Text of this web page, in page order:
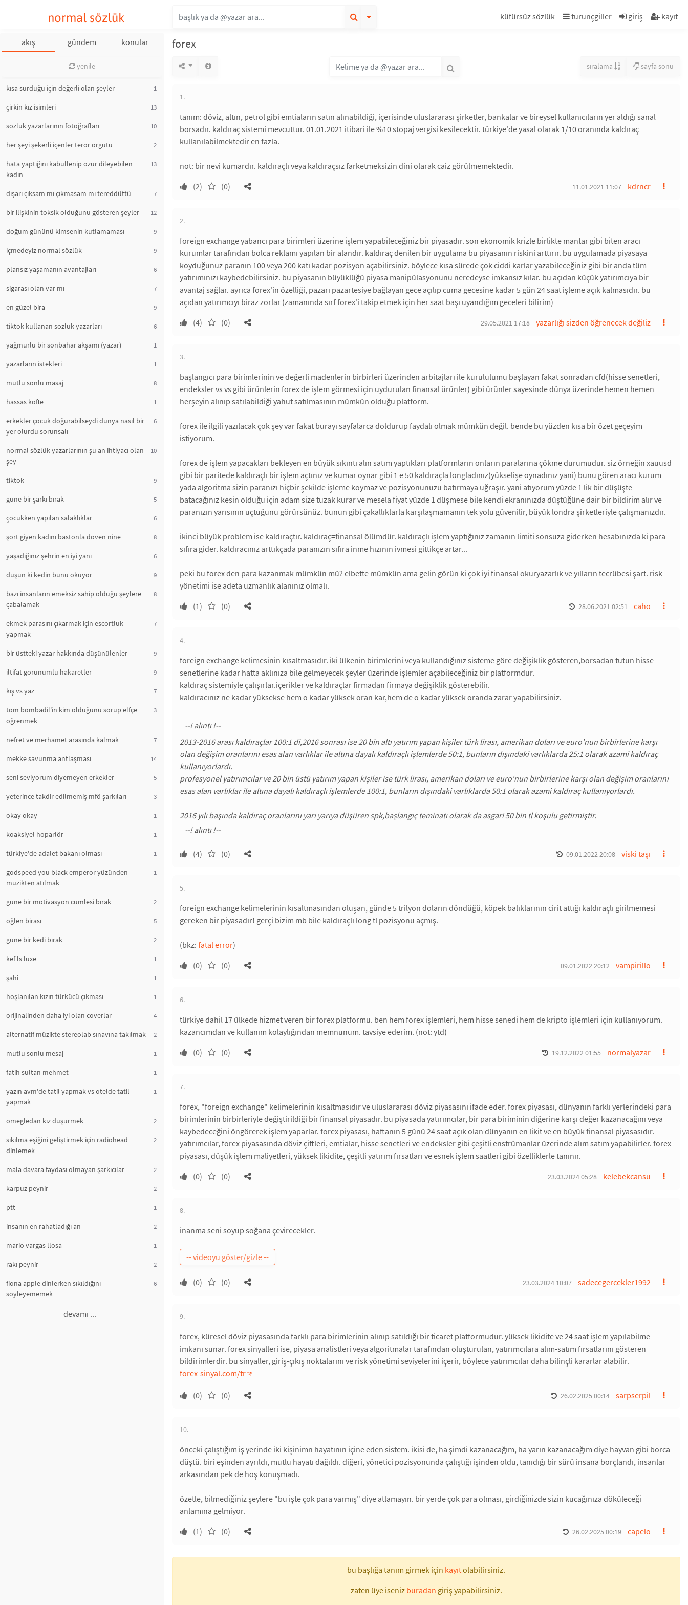
normal sözlük küfürsüz sözlük turunçgiller giriş kayıt
akış gündem konular
yenile
kısa sürdüğü için değerli olan şeyler 1
çirkin kız isimleri 13
sözlük yazarlarının fotoğrafları 10
her şeyi şekerli içenler terör örgütü 2
hata yaptığını kabullenip özür dileyebilen
kadın
13
dışarı çıksam mı çıkmasam mı tereddüttü 7
bir ilişkinin toksik olduğunu gösteren şeyler 12
doğum gününü kimsenin kutlamaması 9
içmedeyiz normal sözlük 9
plansız yaşamanın avantajları 6
sigarası olan var mı 7
en güzel bira 9
tiktok kullanan sözlük yazarları 6
yağmurlu bir sonbahar akşamı (yazar) 1
yazarların istekleri 1
mutlu sonlu masaj 8
hassas köfte 1
erkekler çocuk doğurabilseydi dünya nasıl bir
yer olurdu sorunsalı
6
normal sözlük yazarlarının şu an ihtiyacı olan
şey
10
tiktok 9
güne bir şarkı bırak 5
çocukken yapılan salaklıklar 6
şort giyen kadını bastonla döven nine 8
yaşadığınız şehrin en iyi yanı 6
düşün ki kedin bunu okuyor 9
bazı insanların emeksiz sahip olduğu şeylere
çabalamak
8
ekmek parasını çıkarmak için escortluk
yapmak
7
bir üstteki yazar hakkında düşünülenler 9
iltifat görünümlü hakaretler 9
kış vs yaz 7
tom bombadil'in kim olduğunu sorup elfçe
öğrenmek
3
nefret ve merhamet arasında kalmak 7
mekke savunma antlaşması 14
seni seviyorum diyemeyen erkekler 5
yeterince takdir edilmemiş mfö şarkıları 3
okay okay 1
koaksiyel hoparlör 1
türkiye'de adalet bakanı olması 1
godspeed you black emperor yüzünden
müzikten atılmak
1
güne bir motivasyon cümlesi bırak 2
öğlen birası 5
güne bir kedi bırak 2
kef ls luxe 1
şahi 1
hoşlanılan kızın türkücü çıkması 1
orijinalinden daha iyi olan coverlar 4
alternatif müzikte stereolab sınavına takılmak 2
mutlu sonlu mesaj 1
fatih sultan mehmet 1
yazın avm'de tatil yapmak vs otelde tatil
yapmak
1
omegledan kız düşürmek 2
sıkılma eşiğini geliştirmek için radiohead
dinlemek
2
mala davara faydası olmayan şarkıcılar 2
karpuz peynir 2
ptt 1
insanın en rahatladığı an 2
mario vargas llosa 1
rakı peynir 2
fiona apple dinlerken sıkıldığını
söyleyememek
6
devamı ...
forex
sıralama sayfa sonu
1.
tanım: döviz, altın, petrol gibi emtiaların satın alınabildiği, içerisinde uluslararası şirketler, bankalar ve bireysel kullanıcıların yer aldığı sanal
borsadır. kaldıraç sistemi mevcuttur. 01.01.2021 itibari ile %10 stopaj vergisi kesilecektir. türkiye'de yasal olarak 1/10 oranında kaldıraç
kullanılabilmektedir en fazla.
not: bir nevi kumardır. kaldıraçlı veya kaldıraçsız farketmeksizin dini olarak caiz görülmemektedir.
(2)
(0) kdrncr
11.01.2021 11:07
2.
foreign exchange yabancı para birimleri üzerine işlem yapabileceğiniz bir piyasadır. son ekonomik krizle birlikte mantar gibi biten aracı
kurumlar tarafından bolca reklamı yapılan bir alandır. kaldıraç denilen bir uygulama bu piyasanın riskini arttırır. bu uygulamada piyasaya
koyduğunuz paranın 100 veya 200 katı kadar pozisyon açabilirsiniz. böylece kısa sürede çok ciddi karlar yazabileceğiniz gibi bir anda tüm
yatırımınızı kaybedebilirsiniz. bu piyasanın büyüklüğü piyasa manipülasyonunu neredeyse imkansız kılar. bu açıdan küçük yatırımcıya bir
avantaj sağlar. ayrıca forex'in özelliği, pazarı pazartesiye bağlayan gece açılıp cuma gecesine kadar 5 gün 24 saat işleme açık kalmasıdır. bu
açıdan yatırımcıyı biraz zorlar (zamanında sırf forex'i takip etmek için her saat başı uyandığım geceleri bilirim)
(4)
(0) yazarlığı sizden öğrenecek değiliz
29.05.2021 17:18
3.
başlangıcı para birimlerinin ve değerli madenlerin birbirleri üzerinden arbitajları ile kurululumu başlayan fakat sonradan cfd(hisse senetleri,
endeksler vs vs gibi ürünlerin forex de işlem görmesi için uydurulan finansal ürünler) gibi ürünler sayesinde dünya üzerinde hemen hemen
herşeyin alınıp satılabildiği yahut satılmasının mümkün olduğu platform.
forex ile ilgili yazılacak çok şey var fakat burayı sayfalarca doldurup faydalı olmak mümkün değil. bende bu yüzden kısa bir özet geçeyim
istiyorum.
forex de işlem yapacakları bekleyen en büyük sıkıntı alın satım yaptıkları platformların onların paralarına çökme durumudur. siz örneğin xauusd
gibi bir paritede kaldıraçlı bir işlem açtınız ve kumar oynar gibi 1 e 50 kaldıraçla longladınız(yükselişe oynadınız yani) bunu gören aracı kurum
yada algoritma sizin paranızı hiçbir şekilde işleme koymaz ve pozisyonunuzu batırmaya uğraşır. yani atıyorum yüzde 1 lik bir düşüşte
batacağınız kesin olduğu için adam size tuzak kurar ve mesela fiyat yüzde 1 düşmese bile kendi ekranınızda düştüğüne dair bir bildirim alır ve
paranızın yarısının uçtuğunu görürsünüz. bunun gibi çakallıklarla karşılaşmamanın tek yolu güvenilir, büyük londra şirketleriyle çalışmanızdır.
ikinci büyük problem ise kaldıraçtır. kaldıraç=finansal ölümdür. kaldıraçlı işlem yaptığınız zamanın limiti sonsuza giderken hesabınızda ki para
sıfıra gider. kaldıracınız arttıkçada paranızın sıfıra inme hızının ivmesi gittikçe artar...
peki bu forex den para kazanmak mümkün mü? elbette mümkün ama gelin görün ki çok iyi finansal okuryazarlık ve yılların tecrübesi şart. risk
yönetimi ise adeta uzmanlık alanınız olmalı.
(1)
(0) caho
28.06.2021 02:51
4.
foreign exchange kelimesinin kısaltmasıdır. iki ülkenin birimlerini veya kullandığınız sisteme göre değişiklik gösteren,borsadan tutun hisse
senetlerine kadar hatta aklınıza bile gelmeyecek şeyler üzerinde işlemler açabileceğiniz bir platformdur.
kaldıraç sistemiyle çalışırlar.içerikler ve kaldıraçlar firmadan firmaya değişiklik gösterebilir.
kaldıracınız ne kadar yüksekse hem o kadar yüksek oran kar,hem de o kadar yüksek oranda zarar yapabilirsiniz.
2013-2016 arası kaldıraçlar 100:1 di,2016 sonrası ise 20 bin altı yatırım yapan kişiler türk lirası, amerikan doları ve euro'nun birbirlerine karşı
olan değişim oranlarını esas alan varlıklar ile altına dayalı kaldıraçlı işlemlerde 50:1, bunların dışındaki varlıklarda 25:1 olarak azami kaldıraç
kullanıyorlardı.
profesyonel yatırımcılar ve 20 bin üstü yatırım yapan kişiler ise türk lirası, amerikan doları ve euro'nun birbirlerine karşı olan değişim oranlarını
esas alan varlıklar ile altına dayalı kaldıraçlı işlemlerde 100:1, bunların dışındaki varlıklarda 50:1 olarak azami kaldıraç kullanıyorlardı.
2016 yılı başında kaldıraç oranlarını yarı yarıya düşüren spk,başlangıç teminatı olarak da asgari 50 bin tl koşulu getirmiştir.
(4) (0) viski taşı
09.01.2022 20:08
5.
foreign exchange kelimelerinin kısaltmasından oluşan, günde 5 trilyon doların döndüğü, köpek balıklarının cirit attığı kaldıraçlı girilmemesi
gereken bir piyasadır! gerçi bizim mb bile kaldıraçlı long tl pozisyonu açmış.
(bkz: fatal error)
(0)
(0) vampirillo
09.01.2022 20:12
6.
türkiye dahil 17 ülkede hizmet veren bir forex platformu. ben hem forex işlemleri, hem hisse senedi hem de kripto işlemleri için kullanıyorum.
kazancımdan ve kullanım kolaylığından memnunum. tavsiye ederim. (not: ytd)
(0)
(0) normalyazar
19.12.2022 01:55
7.
forex, "foreign exchange" kelimelerinin kısaltmasıdır ve uluslararası döviz piyasasını ifade eder. forex piyasası, dünyanın farklı yerlerindeki para
birimlerinin birbirleriyle değiştirildiği bir finansal piyasadır. bu piyasada yatırımcılar, bir para biriminin diğerine karşı değer kazanacağını veya
kaybedeceğini öngörerek işlem yaparlar. forex piyasası, haftanın 5 günü 24 saat açık olan dünyanın en likit ve en büyük finansal piyasasıdır.
yatırımcılar, forex piyasasında döviz çiftleri, emtialar, hisse senetleri ve endeksler gibi çeşitli enstrümanlar üzerinde alım satım yapabilirler. forex
piyasası, düşük işlem maliyetleri, yüksek likidite, çeşitli yatırım fırsatları ve esnek işlem saatleri gibi özelliklerle tanınır.
(0)
(0) kelebekcansu
23.03.2024 05:28
8.
inanma seni soyup soğana çevirecekler.
(0) (0) sadecegercekler1992
23.03.2024 10:07
9.
forex, küresel döviz piyasasında farklı para birimlerinin alınıp satıldığı bir ticaret platformudur. yüksek likidite ve 24 saat işlem yapılabilme
imkanı sunar. forex sinyalleri ise, piyasa analistleri veya algoritmalar tarafından oluşturulan, yatırımcılara alım-satım fırsatlarını gösteren
bildirimlerdir. bu sinyaller, giriş-çıkış noktalarını ve risk yönetimi seviyelerini içerir, böylece yatırımcılar daha bilinçli kararlar alabilir.
forex-sinyal.com/tr
(0) (0) sarpserpil
26.02.2025 00:14
10.
önceki çalıştığım iş yerinde iki kişinimn hayatının içine eden sistem. ikisi de, ha şimdi kazanacağım, ha yarın kazanacağım diye hayvan gibi borca
düştü. biri eşinden ayrıldı, mutlu hayatı dağıldı. diğeri, yönetici pozisyonunda çalıştığı işinden oldu, tanıdığı bir sürü insana borçlandı, insanlar
arkasından pek de hoş konuşmadı.
özetle, bilmediğiniz şeylere "bu işte çok para varmış" diye atlamayın. bir yerde çok para olması, girdiğinizde sizin kucağınıza döküleceği
anlamına gelmiyor.
(1)
(0) capelo
26.02.2025 00:19
bu başlığa tanım girmek için kayıtolabilirsiniz.
zaten üye iseniz buradan giriş yapabilirsiniz.